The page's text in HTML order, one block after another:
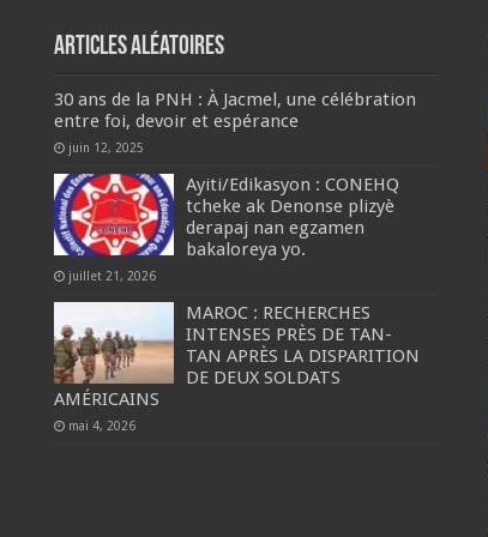
Articles aléatoires
30 ans de la PNH : À Jacmel, une célébration
entre foi, devoir et espérance
juin 12, 2025
Ayiti/Edikasyon : CONEHQ
tcheke ak Denonse plizyè
derapaj nan egzamen
bakaloreya yo.
juillet 21, 2026
MAROC : RECHERCHES
INTENSES PRÈS DE TAN-
TAN APRÈS LA DISPARITION
DE DEUX SOLDATS
AMÉRICAINS
mai 4, 2026